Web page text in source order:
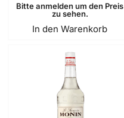
Bitte anmelden um den Preis
zu sehen.
In den Warenkorb